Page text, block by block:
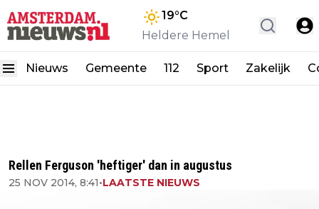
19°C
Heldere Hemel
Nieuws Gemeente 112 Sport Zakelijk
Rellen Ferguson 'heftiger' dan in augustus
25 NOV 2014, 8:41•LAATSTE NIEUWS